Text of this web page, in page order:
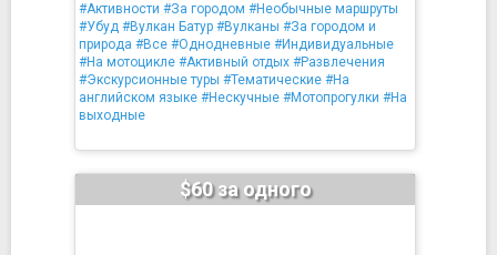
#Активности #За городом #Необычные маршруты
#Убуд #Вулкан Батур #Вулканы #За городом и
природа #Все #Однодневные #Индивидуальные
#На мотоцикле #Активный отдых #Развлечения
#Экскурсионные туры #Тематические #На
английском языке #Нескучные #Мотопрогулки #На
выходные
$60 за одного